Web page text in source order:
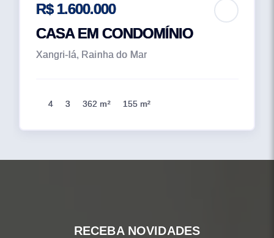
R$ 1.600.000
CASA EM CONDOMÍNIO
Xangri-lá, Rainha do Mar
4 3 362 m² 155 m²
RECEBA NOVIDADES